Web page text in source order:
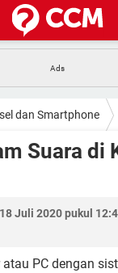
& SERI RESET
APLIKASI
RESET
WiFi Tidak
OOP -
dan Smartphone
Suara di
18 Juli 2020 pukul
PC dengan